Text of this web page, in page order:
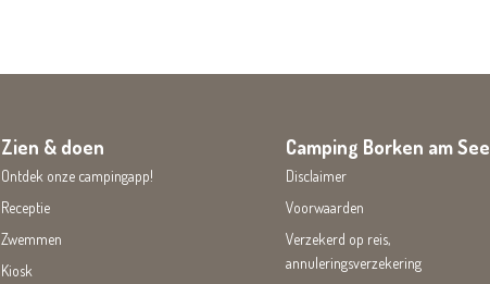
Zien & doen
Ontdek onze campingapp!
Receptie
Zwemmen
Kiosk
Camping Borken am See
Disclaimer
Voorwaarden
Verzekerd op reis,
annuleringsverzekering